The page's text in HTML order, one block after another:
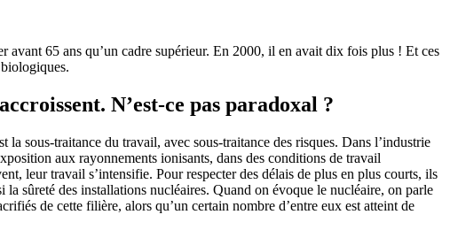
65 ans qu’un cadre supérieur. En 2000, il en avait dix fois plus ! Et ces
N’est-ce pas paradoxal ?
sous-traitance du travail, avec sous-traitance des risques. Dans l’industrie
aux rayonnements ionisants, dans des conditions de travail
leur travail s’intensifie. Pour respecter des délais de plus en plus courts, ils
sûreté des installations nucléaires. Quand on évoque le nucléaire, on parle
de cette filière, alors qu’un certain nombre d’entre eux est atteint de